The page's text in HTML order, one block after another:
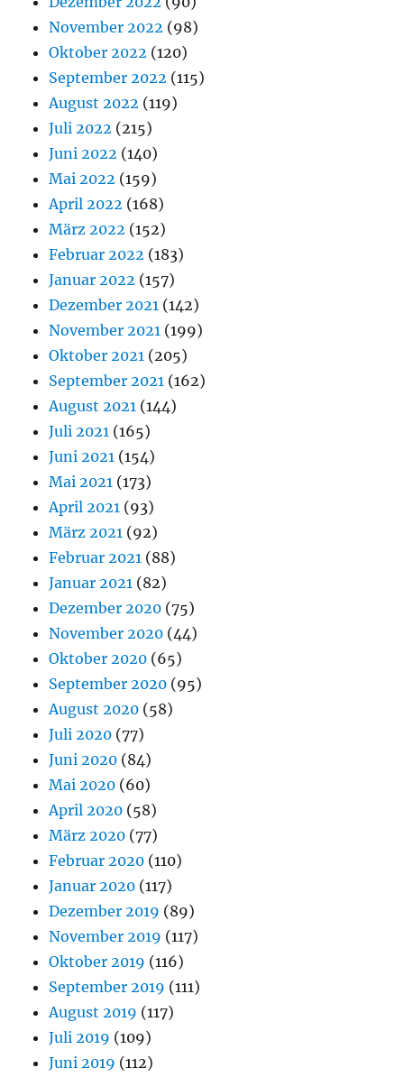
November 2022 (98)
Oktober 2022 (120)
September 2022 (115)
August 2022 (119)
Juli 2022 (215)
Juni 2022 (140)
Mai 2022 (159)
April 2022 (168)
März 2022 (152)
Februar 2022 (183)
Januar 2022 (157)
Dezember 2021 (142)
November 2021 (199)
Oktober 2021 (205)
September 2021 (162)
August 2021 (144)
Juli 2021 (165)
Juni 2021 (154)
Mai 2021 (173)
April 2021 (93)
März 2021 (92)
Februar 2021 (88)
Januar 2021 (82)
Dezember 2020 (75)
November 2020 (44)
Oktober 2020 (65)
September 2020 (95)
August 2020 (58)
Juli 2020 (77)
Juni 2020 (84)
Mai 2020 (60)
April 2020 (58)
März 2020 (77)
Februar 2020 (110)
Januar 2020 (117)
Dezember 2019 (89)
November 2019 (117)
Oktober 2019 (116)
September 2019 (111)
August 2019 (117)
Juli 2019 (109)
Juni 2019 (112)